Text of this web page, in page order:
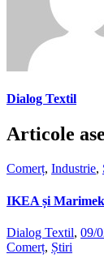
Dialog Textil
Articole
Comerț, Industrie,
IKEA și
Dialog Textil, 09/
Comerț, Știri